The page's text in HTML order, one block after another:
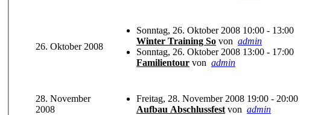
26. Oktober 2008
Sonntag, 26. Oktober 2008 10:00 - 13:00
Winter Training So von admin
Sonntag, 26. Oktober 2008 13:00 - 17:00
Familientour von admin
28. November
2008
Freitag, 28. November 2008 19:00 - 20:00
Aufbau Abschlussfest von admin